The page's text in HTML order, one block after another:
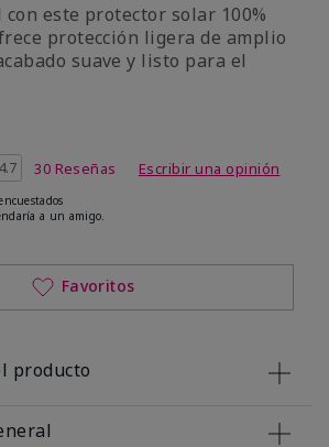
este protector solar 100%
protección ligera de amplio
suave y listo para el
de 5 de 5
4.7 30 Reseñas Escribir una opinión
a un amigo.
Favoritos
producto